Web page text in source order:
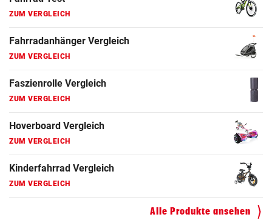
Fahrrad Test
Fahrradanhänger Vergleich
Faszienrolle Vergleich
Hoverboard Vergleich
Kinderfahrrad Vergleich
Alle Produkte ansehen